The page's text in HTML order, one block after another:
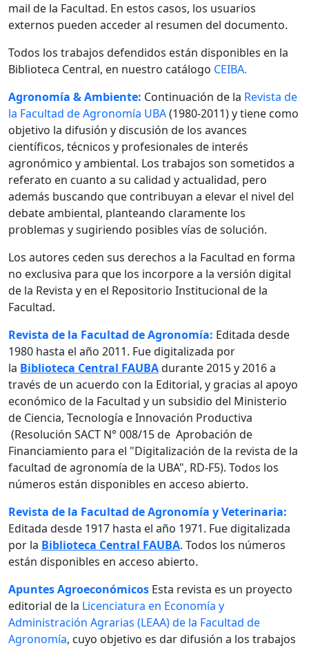
mail de la Facultad. En estos casos, los usuarios
externos pueden acceder al resumen del documento.
Todos los trabajos defendidos están disponibles en la
Biblioteca Central, en nuestro catálogo CEIBA.
Agronomía & Ambiente: Continuación de la Revista de
la Facultad de Agronomía UBA(1980-2011) y tiene como
objetivo la difusión y discusión de los avances
científicos, técnicos y profesionales de interés
agronómico y ambiental. Los trabajos son sometidos a
referato en cuanto a su calidad y actualidad, pero
además buscando que contribuyan a elevar el nivel del
debate ambiental, planteando claramente los
problemas y sugiriendo posibles vías de solución.
Los autores ceden sus derechos a la Facultad en forma
no exclusiva para que los incorpore a la versión digital
de la Revista y en el Repositorio Institucional de la
Facultad.
Revista de la Facultad de Agronomía: Editada desde
1980 hasta el año 2011. Fue digitalizada por
la Biblioteca Central FAUBAdurante 2015 y 2016 a
través de un acuerdo con la Editorial, y gracias al apoyo
económico de la Facultad y un subsidio del Ministerio
de Ciencia, Tecnología e Innovación Productiva
(Resolución SACT N° 008/15 de Aprobación de
Financiamiento para el "Digitalización de la revista de la
facultad de agronomía de la UBA", RD-F5). Todos los
números están disponibles en acceso abierto.
Revista de la Facultad de Agronomía y Veterinaria:
Editada desde 1917 hasta el año 1971. Fue digitalizada
por la Biblioteca Central FAUBA. Todos los números
están disponibles en acceso abierto.
Apuntes Agroeconómicos Esta revista es un proyecto
editorial de la Licenciatura en Economía y
Administración Agrarias (LEAA) de la Facultad de
Agronomía, cuyo objetivo es dar difusión a los trabajos